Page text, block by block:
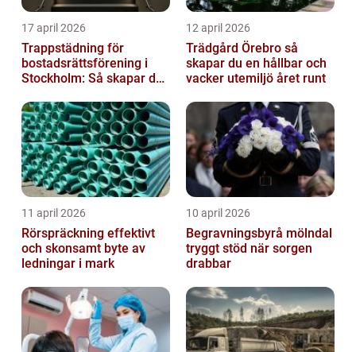
17 april 2026
Trappstädning för
bostadsrättsförening i
Stockholm: Så skapar du
trapphus...
12 april 2026
Trädgård Örebro så
skapar du en hållbar och
vacker utemiljö året runt
11 april 2026
Rörspräckning effektivt
och skonsamt byte av
ledningar i mark
10 april 2026
Begravningsbyrå mölndal
tryggt stöd när sorgen
drabbar